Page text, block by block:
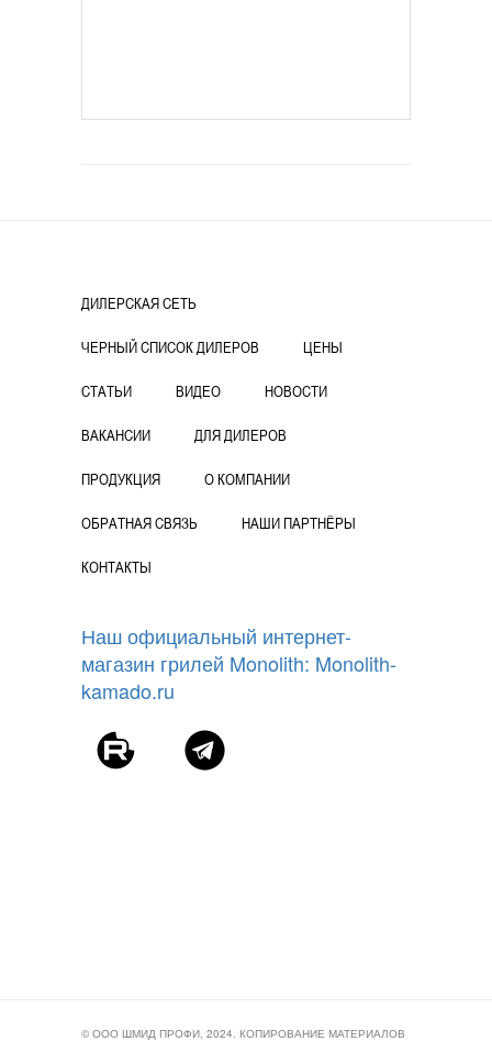
ДИЛЕРСКАЯ СЕТЬ
ЧЕРНЫЙ СПИСОК ДИЛЕРОВ ЦЕНЫ
СТАТЬИ ВИДЕО НОВОСТИ
ВАКАНСИИ ДЛЯ ДИЛЕРОВ
ПРОДУКЦИЯ О КОМПАНИИ
ОБРАТНАЯ СВЯЗЬ НАШИ ПАРТНЁРЫ
КОНТАКТЫ
Наш официальный интернет-
магазин грилей Monolith: Monolith-
kamado.ru
© ООО ШМИД ПРОФИ, 2024. КОПИРОВАНИЕ МАТЕРИАЛОВ